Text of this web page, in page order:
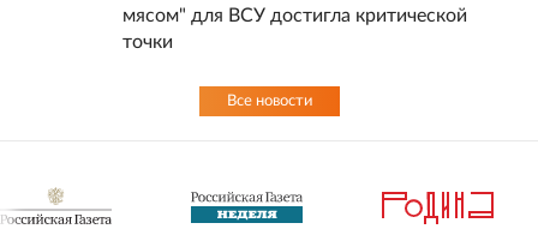
мясом" для ВСУ достигла критической
точки
Все новости